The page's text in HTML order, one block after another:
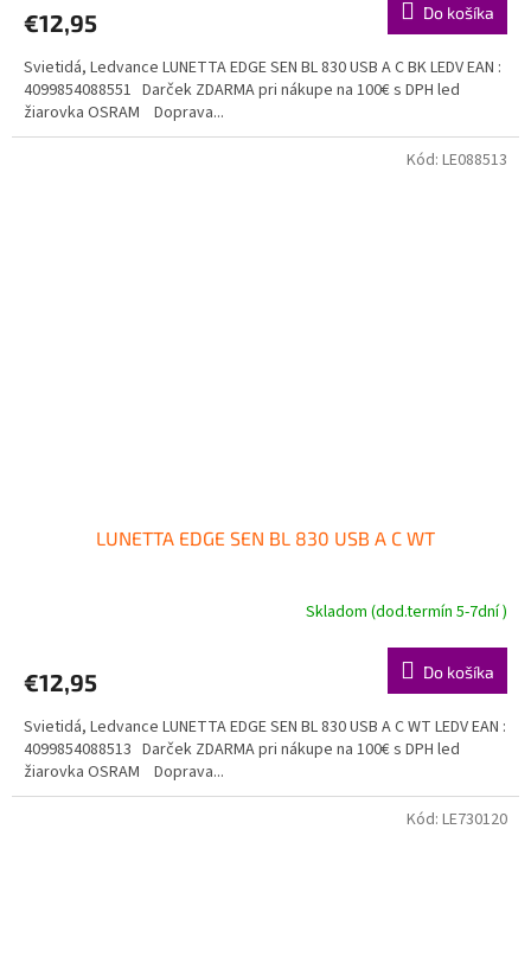
€12,95 Do košíka
Svietidá, Ledvance LUNETTA EDGE SEN BL 830 USB A C BK LEDV EAN :
4099854088551 Darček ZDARMA pri nákupe na 100€ s DPH led
žiarovka OSRAM Doprava...
LUNETTA EDGE SEN BL 830 USB A C WT
Skladom (dod.termín 5-7dní )
€12,95 Do košíka
Svietidá, Ledvance LUNETTA EDGE SEN BL 830 USB A C WT LEDV EAN :
4099854088513 Darček ZDARMA pri nákupe na 100€ s DPH led
žiarovka OSRAM Doprava...
Kód: LE088513
Kód: LE730120